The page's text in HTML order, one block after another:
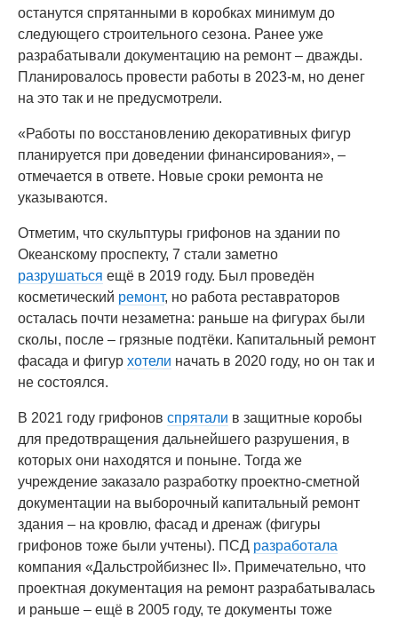
останутся спрятанными в коробках минимум до
следующего строительного сезона. Ранее уже
разрабатывали документацию на ремонт – дважды.
Планировалось провести работы в 2023-м, но денег
на это так и не предусмотрели.
«Работы по восстановлению декоративных фигур
планируется при доведении финансирования», –
отмечается в ответе. Новые сроки ремонта не
указываются.
Отметим, что скульптуры грифонов на здании по
Океанскому проспекту, 7 стали заметно
разрушаться ещё в 2019 году. Был проведён
косметический ремонт, но работа реставраторов
осталась почти незаметна: раньше на фигурах были
сколы, после – грязные подтёки. Капитальный ремонт
фасада и фигур хотели начать в 2020 году, но он так и
не состоялся.
В 2021 году грифонов спрятали в защитные коробы
для предотвращения дальнейшего разрушения, в
которых они находятся и поныне. Тогда же
учреждение заказало разработку проектно-сметной
документации на выборочный капитальный ремонт
здания – на кровлю, фасад и дренаж (фигуры
грифонов тоже были учтены). ПСД разработала
компания «Дальстройбизнес II». Примечательно, что
проектная документация на ремонт разрабатывалась
и раньше – ещё в 2005 году, те документы тоже